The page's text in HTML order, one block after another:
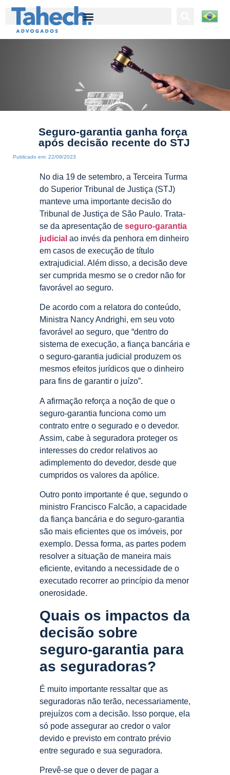
Seguro-garantia ganha força
após decisão recente do STJ
Publicado em: 22/09/2023
No dia 19 de setembro, a Terceira Turma
do Superior Tribunal de Justiça (STJ)
manteve uma importante decisão do
Tribunal de Justiça de São Paulo. Trata-
se da apresentação de seguro-garantia
judicial ao invés da penhora em dinheiro
em casos de execução de título
extrajudicial. Além disso, a decisão deve
ser cumprida mesmo se o credor não for
favorável ao seguro.
De acordo com a relatora do conteúdo,
Ministra Nancy Andrighi, em seu voto
favorável ao seguro, que “dentro do
sistema de execução, a fiança bancária e
o seguro-garantia judicial produzem os
mesmos efeitos jurídicos que o dinheiro
para fins de garantir o juízo”.
A afirmação reforça a noção de que o
seguro-garantia funciona como um
contrato entre o segurado e o devedor.
Assim, cabe à seguradora proteger os
interesses do credor relativos ao
adimplemento do devedor, desde que
cumpridos os valores da apólice.
Outro ponto importante é que, segundo o
ministro Francisco Falcão, a capacidade
da fiança bancária e do seguro-garantia
são mais eficientes que os imóveis, por
exemplo. Dessa forma, as partes podem
resolver a situação de maneira mais
eficiente, evitando a necessidade de o
executado recorrer ao princípio da menor
onerosidade.
Quais os impactos da
decisão sobre
seguro-garantia para
as seguradoras?
É muito importante ressaltar que as
seguradoras não terão, necessariamente,
prejuízos com a decisão. Isso porque, ela
só pode assegurar ao credor o valor
devido e previsto em contrato prévio
entre segurado e sua seguradora.
Prevê-se que o dever de pagar a